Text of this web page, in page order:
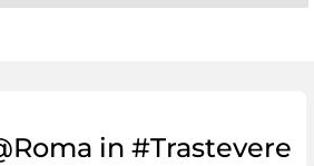
in #Trastevere